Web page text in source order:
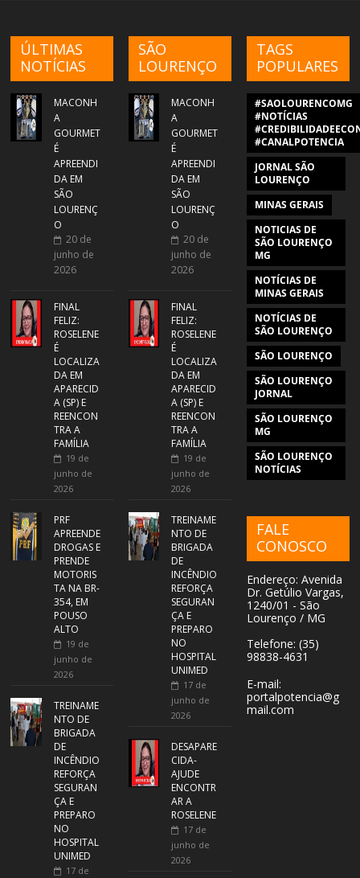
ÚLTIMAS
NOTÍCIAS
MACONH
A
GOURMET
É
APREENDI
DA EM
SÃO
LOURENÇ
O
20 de
junho de
2026
FINAL
FELIZ:
ROSELENE
É
LOCALIZA
DA EM
APARECID
A (SP) E
REENCON
TRA A
FAMÍLIA
19 de
junho de
2026
PRF
APREENDE
DROGAS E
PRENDE
MOTORIS
TA NA BR-
354, EM
POUSO
ALTO
19 de
junho de
2026
TREINAME
NTO DE
BRIGADA
DE
INCÊNDIO
REFORÇA
SEGURAN
ÇA E
PREPARO
NO
HOSPITAL
UNIMED
17 de
SÃO
LOURENÇO
MACONH
A
GOURMET
É
APREENDI
DA EM
SÃO
LOURENÇ
O
20 de
junho de
2026
FINAL
FELIZ:
ROSELENE
É
LOCALIZA
DA EM
APARECID
A (SP) E
REENCON
TRA A
FAMÍLIA
19 de
junho de
2026
TREINAME
NTO DE
BRIGADA
DE
INCÊNDIO
REFORÇA
SEGURAN
ÇA E
PREPARO
NO
HOSPITAL
UNIMED
17 de
junho de
2026
DESAPARE
CIDA-
AJUDE
ENCONTR
AR A
ROSELENE
17 de
junho de
2026
TAGS
POPULARES
#SAOLOURENCOMG
#NOTÍCIAS
#CANALPOTENCIA
JORNAL SÃO
LOURENÇO
MINAS GERAIS
NOTICIAS DE
SÃO LOURENÇO
MG
NOTÍCIAS DE
MINAS GERAIS
NOTÍCIAS DE
SÃO LOURENÇO
SÃO LOURENÇO
SÃO LOURENÇO
JORNAL
SÃO LOURENÇO
MG
SÃO LOURENÇO
NOTÍCIAS
FALE
CONOSCO
Endereço: Avenida
Dr. Getúlio Vargas,
1240/01 - São
Lourenço / MG
Telefone: (35)
98838-4631
E-mail:
portalpotencia@g
mail.com